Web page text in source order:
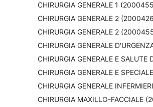
CHIRURGIA GENERALE 1
CHIRURGIA GENERALE 2
CHIRURGIA GENERALE 2
CHIRURGIA GENERALE
CHIRURGIA GENERALE E
CHIRURGIA GENERALE E
CHIRURGIA GENERALE
CHIRURGIA MAXILLO-FACCIALE